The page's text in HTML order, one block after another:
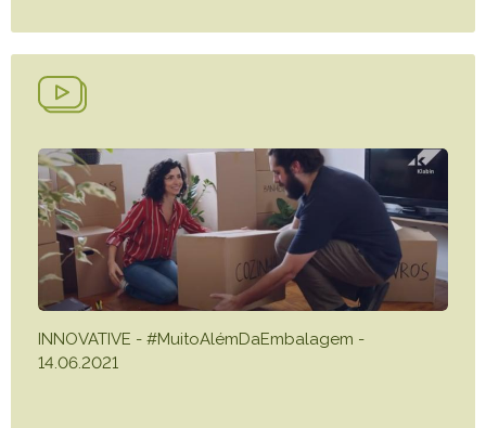
INNOVATIVE - #MuitoAlémDaEmbalagem -
14.06.2021